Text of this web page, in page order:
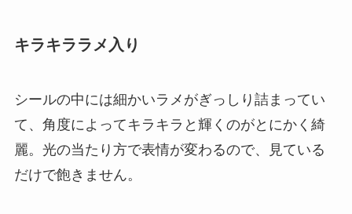
キラキララメ入り
シールの中には細かいラメがぎっしり詰まってい
て、角度によってキラキラと輝くのがとにかく綺
麗。光の当たり方で表情が変わるので、見ている
だけで飽きません。